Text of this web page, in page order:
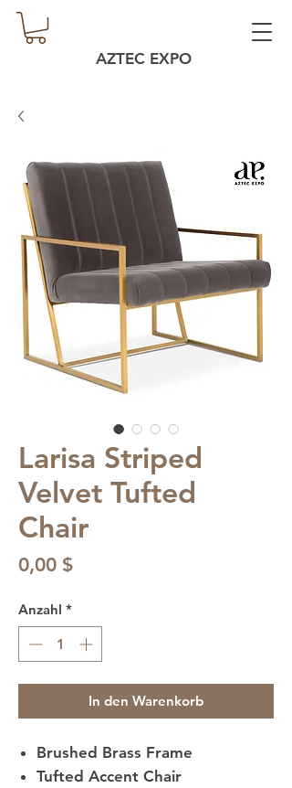
AZTEC EXPO
Larisa Striped
Velvet Tufted
Chair
0,00 $Preis
Anzahl *
In den Warenkorb
Brushed Brass Frame
Tufted Accent Chair